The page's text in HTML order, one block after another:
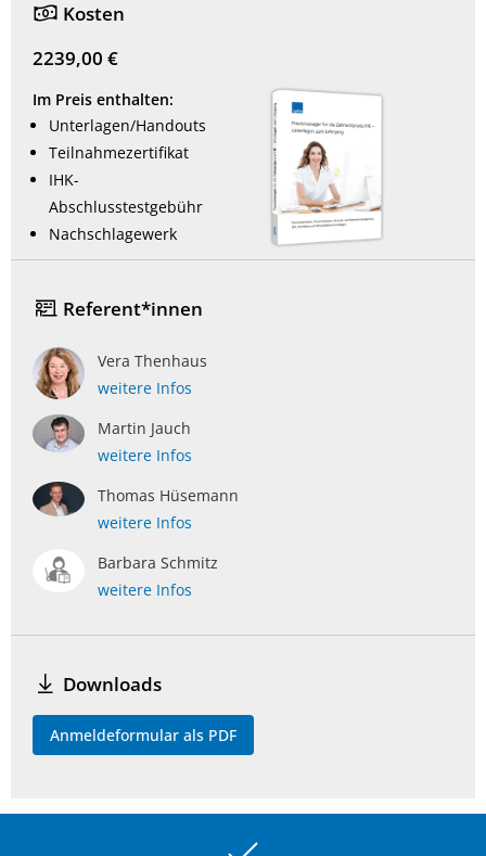
Kosten
2239,00 €
Im Preis enthalten:
Unterlagen/Handouts
Teilnahmezertifikat
IHK-
Abschlusstestgebühr
Nachschlagewerk
Referent*innen
Vera Thenhaus
weitere Infos
Martin Jauch
weitere Infos
Thomas Hüsemann
weitere Infos
Barbara Schmitz
weitere Infos
Downloads
Anmeldeformular als PDF